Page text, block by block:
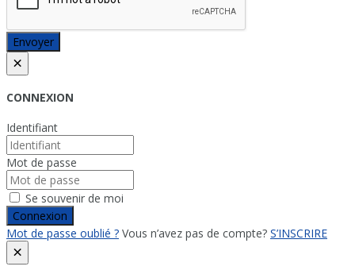
Envoyer
×
CONNEXION
Identifiant
Mot de passe
Se souvenir de moi
Connexion
Mot de passe oublié ? Vous n’avez pas de compte? S’INSCRIRE
×